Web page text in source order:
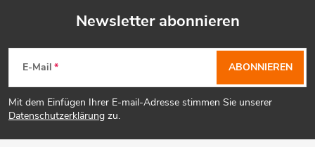
F
u
ß
Newsletter abonnieren
E-Mail
Mit dem Einfügen Ihrer E-mail-Adresse stimmen Sie unserer
Datenschutzerklärung zu.
ABONNIEREN